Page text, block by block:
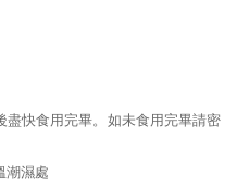
盡快食用完畢。如未食用完畢請密
潮濕處